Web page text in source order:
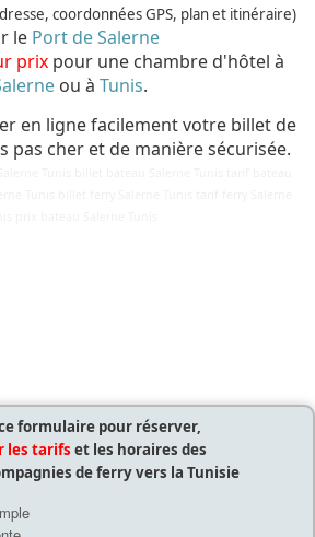
coordonnées GPS, plan et itinéraire)
le Port de Salerne
prix pour une chambre d'hôtel à
ou à Tunis.
en ligne facilement votre billet de
pas cher et de manière sécurisée.
formulaire pour réserver,
les tarifs et les horaires des
de ferry vers la Tunisie